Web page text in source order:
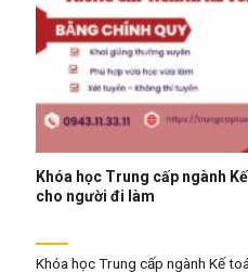
Khóa học Trung cấp ngành
cho người đi làm
Khóa học Trung cấp ngành Kế